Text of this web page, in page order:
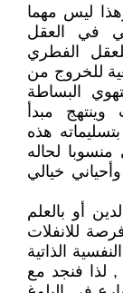
ليس مهما
في العقل
الفطري
للخروج من
البساطة
مبدأ
هذه
لحاله
خيالي
أو بالعلم
للانفلات
الذاتية
, لذا فنجد مع